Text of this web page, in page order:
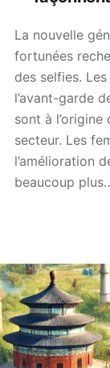
La nouvelle
fortunées
des selfies.
l’avant-garde
sont à
secteur. Les
l’amélioration
beaucoup